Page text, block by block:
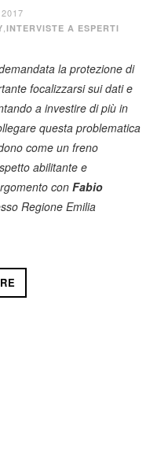
INTERVISTE A ESPERTI
la protezione di
focalizzarsi sui dati e
a investire di più in
questa problematica
come un freno
abilitante e
con Fabio
Regione Emilia